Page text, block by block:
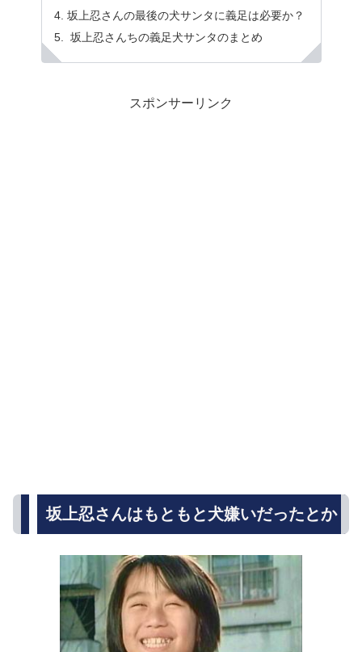
坂上忍さんの最後の犬サンタに義足は必要か？
坂上忍さんちの義足犬サンタのまとめ
スポンサーリンク
坂上忍さんはもともと犬嫌いだったとか